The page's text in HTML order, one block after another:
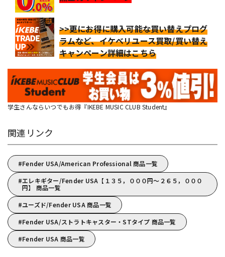
>>更にお得に購入可能な買い替えプログ
ラムなど、イケベリユース買取/買い替え
キャンペーン詳細はこちら
学生さんならいつでもお得『IKEBE MUSIC CLUB Student』
関連リンク
Fender USA/American Professional 商品一覧
エレキギター/Fender USA【１３５，０００円～２６５，０００
円】 商品一覧
ユーズド/Fender USA 商品一覧
Fender USA/ストラトキャスター・STタイプ 商品一覧
Fender USA 商品一覧